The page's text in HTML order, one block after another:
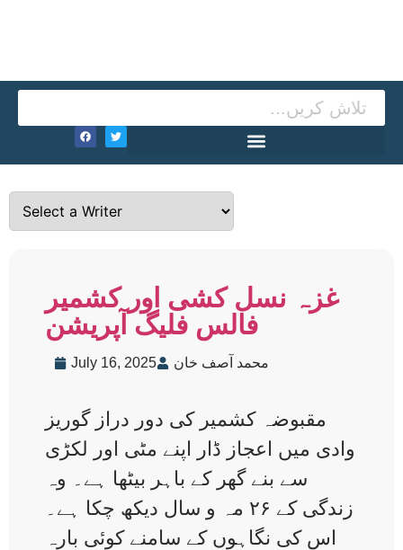
غزہ نسل کشی اور کشمیر
فالس فلیگ آپریشن
July 16, 2025 محمد آصف خان
مقبوضہ کشمیر کی دور دراز گوریز
وادی میں اعجاز ڈار اپنے مٹی اور لکڑی
سے بنے گھر کے باہر بیٹھا ہے۔ وہ
زندگی کے ۲۶ مہ و سال دیکھ چکا ہے۔
اس کی نگاہوں کے سامنے کوئی بارہ